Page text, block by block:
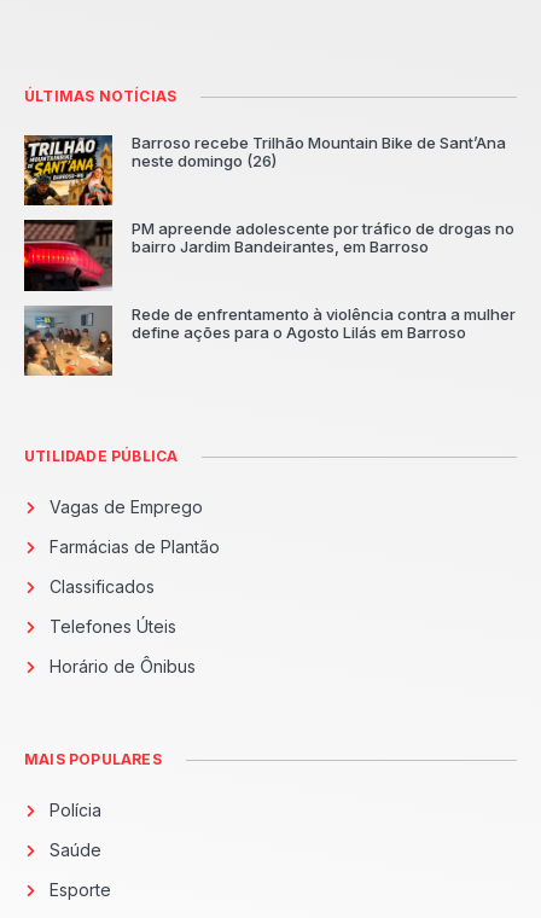
ÚLTIMAS NOTÍCIAS
Barroso recebe Trilhão Mountain Bike de Sant’Ana
neste domingo (26)
PM apreende adolescente por tráfico de drogas no
bairro Jardim Bandeirantes, em Barroso
Rede de enfrentamento à violência contra a mulher
define ações para o Agosto Lilás em Barroso
UTILIDADE PÚBLICA
Vagas de Emprego
Farmácias de Plantão
Classificados
Telefones Úteis
Horário de Ônibus
MAIS POPULARES
Polícia
Saúde
Esporte